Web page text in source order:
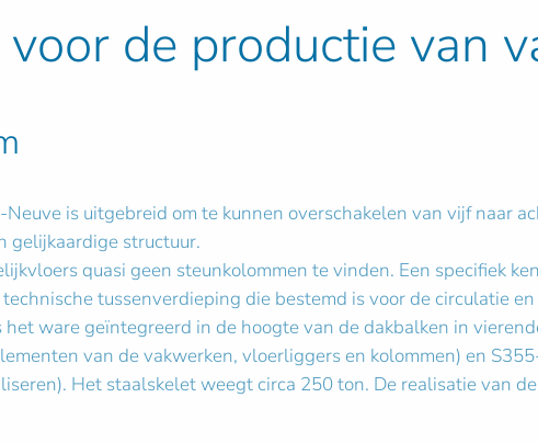
de productie van
is uitgebreid om te kunnen overschakelen van vijf naar
gelijkaardige structuur.
quasi geen steunkolommen te vinden. Een specifiek
tussenverdieping die bestemd is voor de circulatie
het ware geïntegreerd in de hoogte van de dakbalken in
van de vakwerken, vloerliggers en kolommen) en
Het staalskelet weegt circa 250 ton. De realisatie van